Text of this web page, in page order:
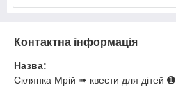
Контактна інформація
Назва:
Склянка Мрiй ➠ квести для дітей ➊